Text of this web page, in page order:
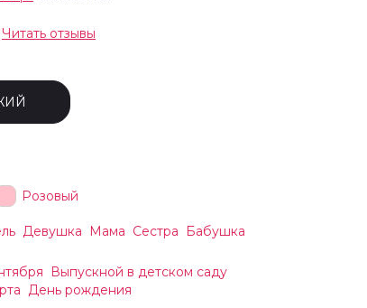
Читать отзывы
Розовый
Девушка Мама Сестра
Бабушка
Выпускной в детском саду
День рождения